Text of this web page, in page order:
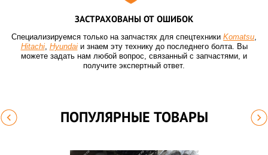
ЗАСТРАХОВАНЫ ОТ ОШИБОК
Специализируемся только на запчастях для спецтехники Komatsu,
Hitachi, Hyundaiи знаем эту технику до последнего болта. Вы
можете задать нам любой вопрос, связанный с запчастями, и
получите экспертный ответ.
ПОПУЛЯРНЫЕ ТОВАРЫ